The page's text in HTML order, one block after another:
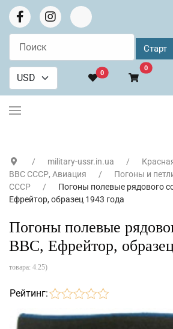
0
0В
military-ussr.in.ua
ВВС СССР, Авиация
Погоны и
СССР
Погоны полевые рядового
Ефрейтор, образец 1943 года
Погоны полевые
ВВС, Ефрейтор,
товара: 4.25)
Рейтинг: